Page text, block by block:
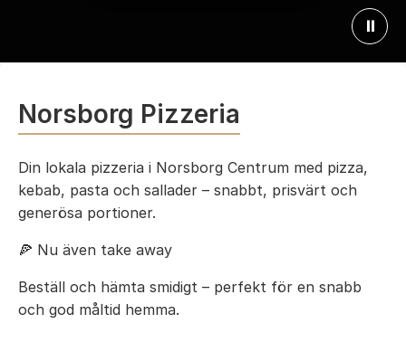
⏸
Norsborg Pizzeria
Din lokala pizzeria i Norsborg Centrum med pizza,
kebab, pasta och sallader – snabbt, prisvärt och
generösa portioner.
🍕 Nu även take away
Beställ och hämta smidigt – perfekt för en snabb
och god måltid hemma.